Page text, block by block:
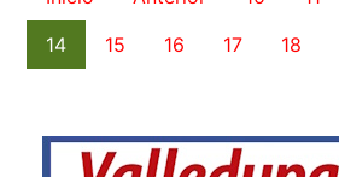
14
15 16 17 18